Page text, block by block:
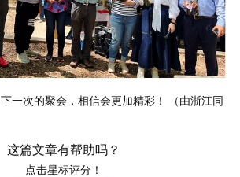
一次的聚会，相信会更加精彩！ （由浙江同
这篇文章有帮助吗？
点击星标评分！